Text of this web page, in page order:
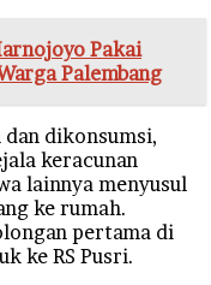
Pakai
Palembang
dikonsumsi,
keracunan
lainnya menyusul
ke rumah.
pertama di
ke RS Pusri.